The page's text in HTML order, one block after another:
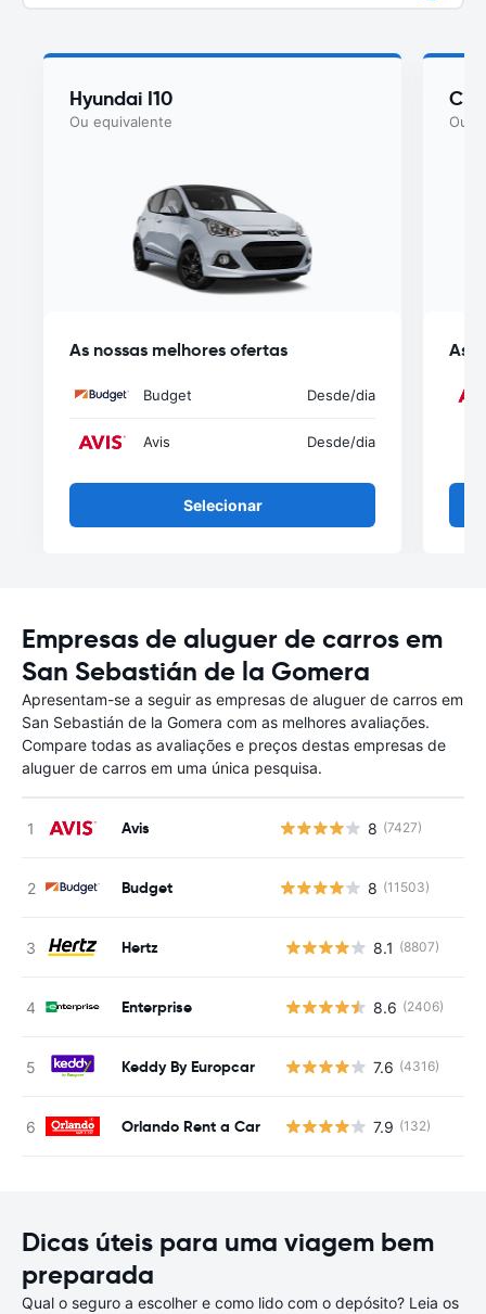
Hyundai I10
Ou equivalente
As nossas melhores ofertas
Budget Desde/dia
Avis Desde/dia
Selecionar
Ou
As
Empresas de aluguer de carros em
San Sebastián de la Gomera
Apresentam-se a seguir as empresas de aluguer de carros em
San Sebastián de la Gomera com as melhores avaliações.
Compare todas as avaliações e preços destas empresas de
aluguer de carros em uma única pesquisa.
Avis 8 (7427)
Budget 8 (11503)
Hertz 8.1 (8807)
Enterprise 8.6 (2406)
Keddy By Europcar 7.6 (4316)
Orlando Rent a Car 7.9 (132)
Dicas úteis para uma viagem bem
preparada
Qual o seguro a escolher e como lido com o depósito? Leia os